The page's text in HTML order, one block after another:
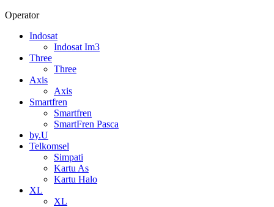
Operator
Indosat
Indosat Im3
Three
Three
Axis
Axis
Smartfren
Smartfren
SmartFren Pasca
by.U
Telkomsel
Simpati
Kartu As
Kartu Halo
XL
XL